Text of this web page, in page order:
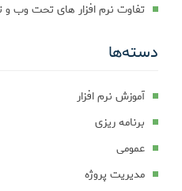
تفاوت نرم افزار های تحت وب
دسته‌ها
آموزش نرم افزار
برنامه ریزی
عمومی
مدیریت پروژه